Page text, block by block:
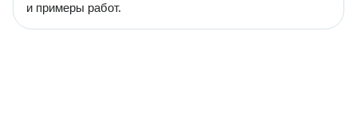
и примеры работ.